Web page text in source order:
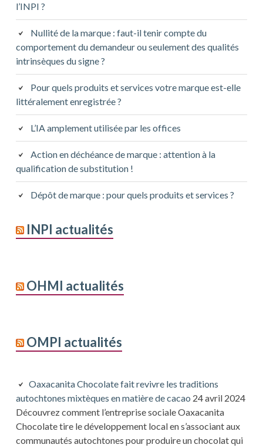
l’INPI ?
Nullité de la marque : faut-il tenir compte du
comportement du demandeur ou seulement des qualités
intrinsèques du signe ?
Pour quels produits et services votre marque est-elle
littéralement enregistrée ?
L’IA amplement utilisée par les offices
Action en déchéance de marque : attention à la
qualification de substitution !
Dépôt de marque : pour quels produits et services ?
INPI actualités
OHMI actualités
OMPI actualités
Oaxacanita Chocolate fait revivre les traditions
autochtones mixtèques en matière de cacao 24 avril 2024
Découvrez comment l’entreprise sociale Oaxacanita
Chocolate tire le développement local en s’associant aux
communautés autochtones pour produire un chocolat qui